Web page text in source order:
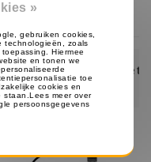
achteraf betalen
Klarna!
»